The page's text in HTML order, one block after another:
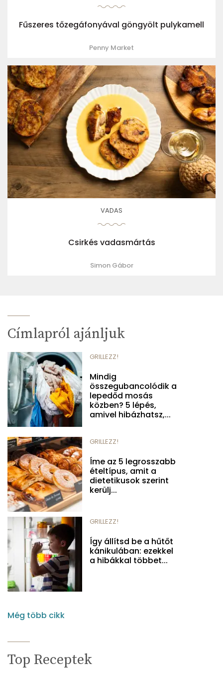
Fűszeres tőzegáfonyával göngyölt pulykamell
Penny Market
VADAS
Csirkés vadasmártás
Simon Gábor
Címlapról ajánljuk
GRILLEZZ!
Mindig
összegubancolódik a
lepedőd mosás
közben? 5 lépés,
amivel hibázhatsz,...
GRILLEZZ!
Íme az 5 legrosszabb
ételtípus, amit a
dietetikusok szerint
kerülj...
GRILLEZZ!
Így állítsd be a hűtőt
kánikulában: ezekkel
a hibákkal többet...
Még több cikk
Top Receptek